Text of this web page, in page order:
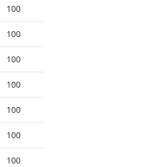
100
100
100
100
100
100
100